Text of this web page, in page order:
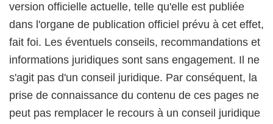
version officielle actuelle, telle qu'elle est publiée
dans l'organe de publication officiel prévu à cet effet,
fait foi. Les éventuels conseils, recommandations et
informations juridiques sont sans engagement. Il ne
s'agit pas d'un conseil juridique. Par conséquent, la
prise de connaissance du contenu de ces pages ne
peut pas remplacer le recours à un conseil juridique